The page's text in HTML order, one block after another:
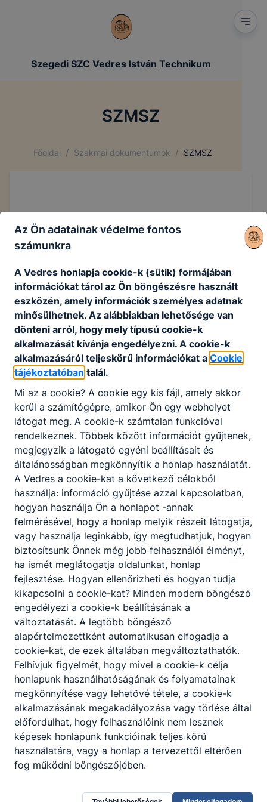
Szegedi SZC Vedres István Technikum
SZMSZ
Főoldal / Szakmai dokumentumok / SZMSZ
Szervezeti és Működési
Szabályzat
Iskolánk Szervezeti és Működési Szabályzatát az
alábbi linken érhetik el.
SZMSZ
Partnereink
Az Ön adatainak védelme fontos
számunkra
A Vedres honlapja cookie-k (sütik) formájában
információkat tárol az Ön böngészésre használt
eszközén, amely információk személyes adatnak
minősülhetnek. Az alábbiakban lehetősége van
dönteni arról, hogy mely típusú cookie-k
alkalmazását kívánja engedélyezni. A cookie-k
alkalmazásáról teljeskörű információkat a Cookie
tájékoztatóban talál.
Mi az a cookie? A cookie egy kis fájl, amely akkor
kerül a számítógépre, amikor Ön egy webhelyet
látogat meg. A cookie-k számtalan funkcióval
rendelkeznek. Többek között információt gyűjtenek,
megjegyzik a látogató egyéni beállításait és
általánosságban megkönnyítik a honlap használatát.
A Vedres a cookie-kat a következő célokból
használja: információ gyűjtése azzal kapcsolatban,
hogyan használja Ön a honlapot -annak
felmérésével, hogy a honlap melyik részeit látogatja,
vagy használja leginkább, így megtudhatjuk, hogyan
biztosítsunk Önnek még jobb felhasználói élményt,
ha ismét meglátogatja oldalunkat, honlap
fejlesztése. Hogyan ellenőrizheti és hogyan tudja
kikapcsolni a cookie-kat? Minden modern böngésző
engedélyezi a cookie-k beállításának a
változtatását. A legtöbb böngésző
alapértelmezettként automatikusan elfogadja a
cookie-kat, de ezek általában megváltoztathatók.
Felhívjuk figyelmét, hogy mivel a cookie-k célja
honlapunk használhatóságának és folyamatainak
megkönnyítése vagy lehetővé tétele, a cookie-k
alkalmazásának megakadályozása vagy törlése által
előfordulhat, hogy felhasználóink nem lesznek
képesek honlapunk funkcióinak teljes körű
használatára, vagy a honlap a tervezettől eltérően
fog működni böngészőjében.